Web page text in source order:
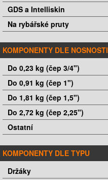
GDS a Intelliskin
Na rybářské pruty
KOMPONENTY DLE NOSNOSTI
Do 0,23 kg (čep 3/4")
Do 0,91 kg (čep 1")
Do 1,81 kg (čep 1,5")
Do 2,72 kg (čep 2,25")
Ostatní
KOMPONENTY DLE TYPU
Držáky